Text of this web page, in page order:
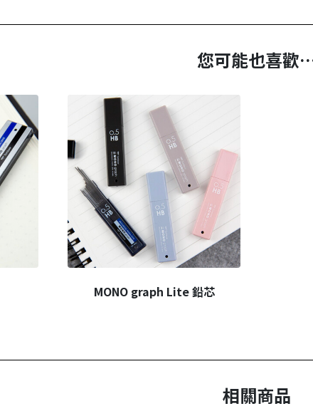
您可能也喜歡
MONO graph Lite 鉛芯
相關商品